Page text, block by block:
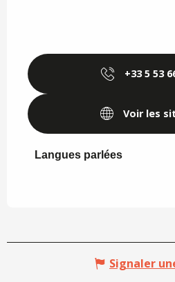
+33 5 53
Voir les
Langues parlées
Langues parlées
Signaler